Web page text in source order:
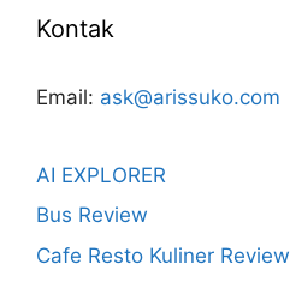
Kontak
Email: ask@arissuko.com
AI EXPLORER
Bus Review
Cafe Resto Kuliner Review